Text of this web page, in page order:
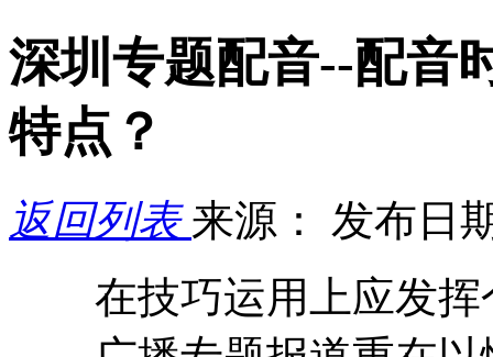
深圳专题配音--配音
特点？
返回列表来源： 发布日
在技巧运用上应发挥